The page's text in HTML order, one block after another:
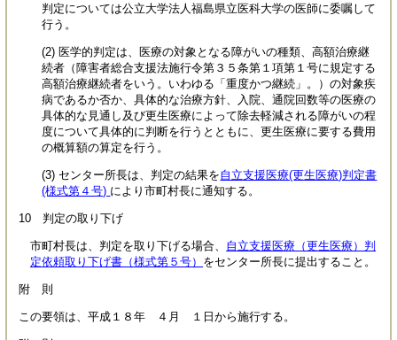
判定については公立大学法人福島県立医科大学の医師に委嘱して
行う。
(2) 医学的判定は、医療の対象となる障がいの種類、高額治療継
続者（障害者総合支援法施行令第３５条第１項第１号に規定する
高額治療継続者をいう。いわゆる「重度かつ継続」。）の対象疾
病であるか否か、具体的な治療方針、入院、通院回数等の医療の
具体的な見通し及び更生医療によって除去軽減される障がいの程
度について具体的に判断を行うとともに、更生医療に要する費用
の概算額の算定を行う。
(3) センター所長は、判定の結果を自立支援医療(更生医療)判定書
(様式第４号) により市町村長に通知する。
10 判定の取り下げ
市町村長は、判定を取り下げる場合、 自立支援医療（更生医療）判
定依頼取り下げ書（様式第５号） をセンター所長に提出すること。
附 則
この要領は、平成１８年 ４月 １日から施行する。